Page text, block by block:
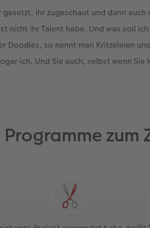
gesetzt, ihr zugeschaut und dann
nicht ihr Talent habe. Und was soll
Doodles, so nennt man Kritzeleien
ich. Und Sie auch, selbst wenn
zum